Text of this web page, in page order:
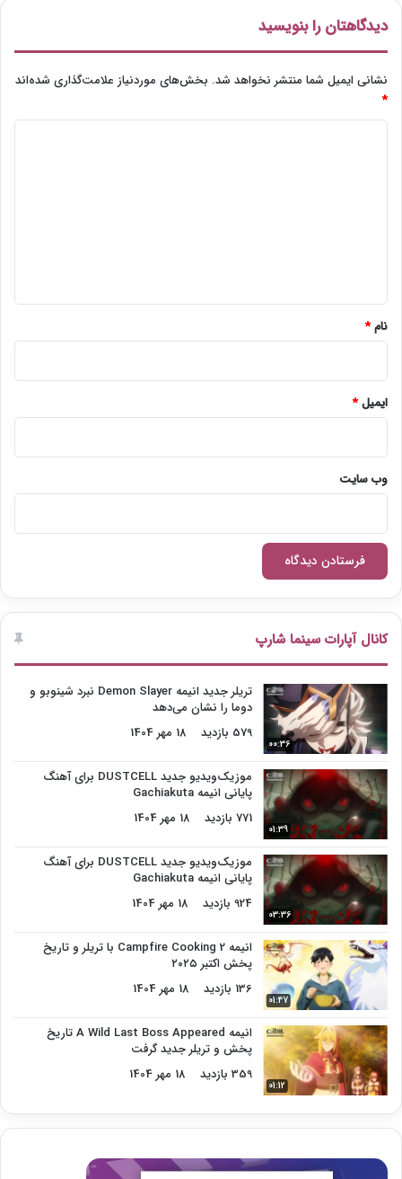
دیدگاهتان را بنویسید
نشانی ایمیل شما منتشر نخواهد شد. بخش‌های موردنیاز علامت‌گذاری شده‌اند
*
نام*
ایمیل*
وب‌ سایت
کانال آپارات سینما شارپ
00:36
تریلر جدید انیمه Demon Slayer نبرد شینوبو و
دوما را نشان می‌دهد
579 بازدید
18 مهر 1404
01:39
موزیک‌ویدیو جدید DUSTCELL برای آهنگ
پایانی انیمه Gachiakuta
771 بازدید
18 مهر 1404
03:36
موزیک‌ویدیو جدید DUSTCELL برای آهنگ
پایانی انیمه Gachiakuta
924 بازدید
18 مهر 1404
01:47
انیمه Campfire Cooking 2 با تریلر و تاریخ
پخش اکتبر ۲۰۲۵
136 بازدید
18 مهر 1404
01:12
انیمه A Wild Last Boss Appeared تاریخ
پخش و تریلر جدید گرفت
359 بازدید
18 مهر 1404